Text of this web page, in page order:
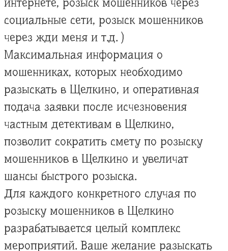
социальные сети, розыск мошенников
через жди меня и т.д. )
Максимальная информация о
мошенниках, которых необходимо
разыскать в Щелкино, и оперативная
подача заявки после исчезновения
частным детективам в Щелкино,
позволит сократить смету по розыску
мошенников в Щелкино и увеличат
шансы быстрого розыска.
Для каждого конкретного случая по
розыску мошенников в Щелкино
разрабатывается целый комплекс
мероприятий. Ваше желание разыскать